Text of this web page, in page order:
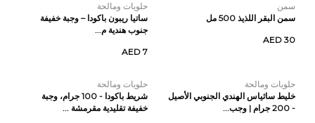
سمن
سمن البقر اللذيذ 500 مل
AED 30
حلويات ومالحة
ساتيا ريبون باكودا – وجبة خفيفة
جنوب هندية م...
AED 7
حلويات ومالحة
خليط ساثياس الهندي الجنوبي الأصيل
- 200 جرام | وجب...
حلويات ومالحة
شريط باكودا - 100 جرام، وجبة
خفيفة تقليدية مقرمشة ...